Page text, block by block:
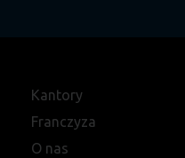
Kantory
Franczyza
O nas